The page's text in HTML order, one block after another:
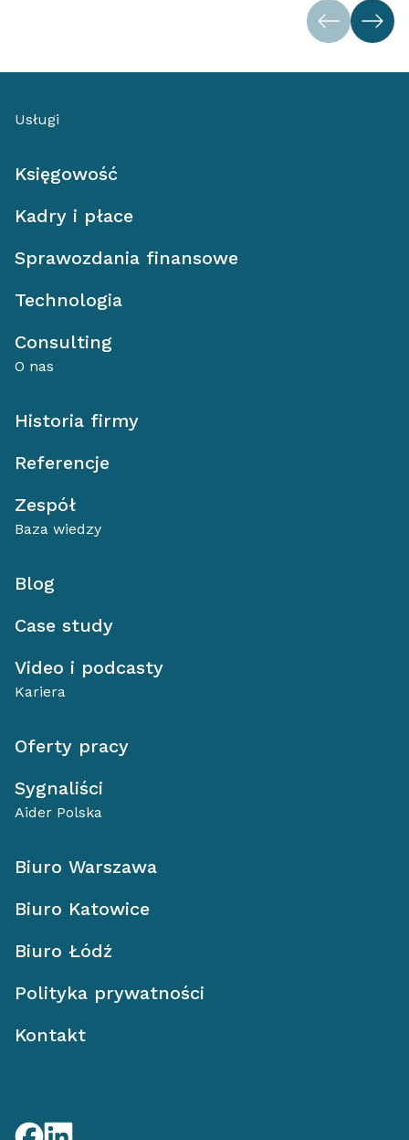
Usługi
Księgowość
Kadry i płace
Sprawozdania finansowe
Technologia
Consulting
O nas
Historia firmy
Referencje
Zespół
Baza wiedzy
Blog
Case study
Video i podcasty
Kariera
Oferty pracy
Sygnaliści
Aider Polska
Biuro Warszawa
Biuro Katowice
Biuro Łódź
Polityka prywatności
Kontakt